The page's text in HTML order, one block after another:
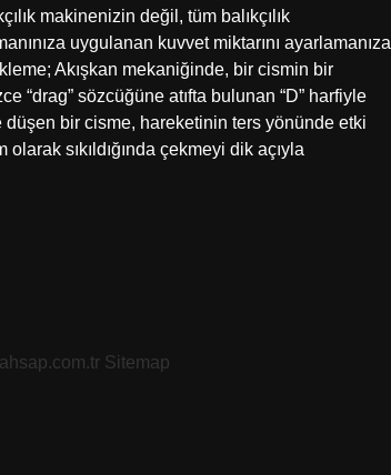
makinenizin değil, tüm balıkçılık
uygulanan kuvvet miktarını ayarlamanıza
Akışkan mekaniğinde, bir cismin bir
“drag” sözcüğüne atıfta bulunan “D” harfiyle
düşen bir cisme, hareketinin ters yönünde etki
sıkıldığında çekmeyi dik açıyla
Sitemap